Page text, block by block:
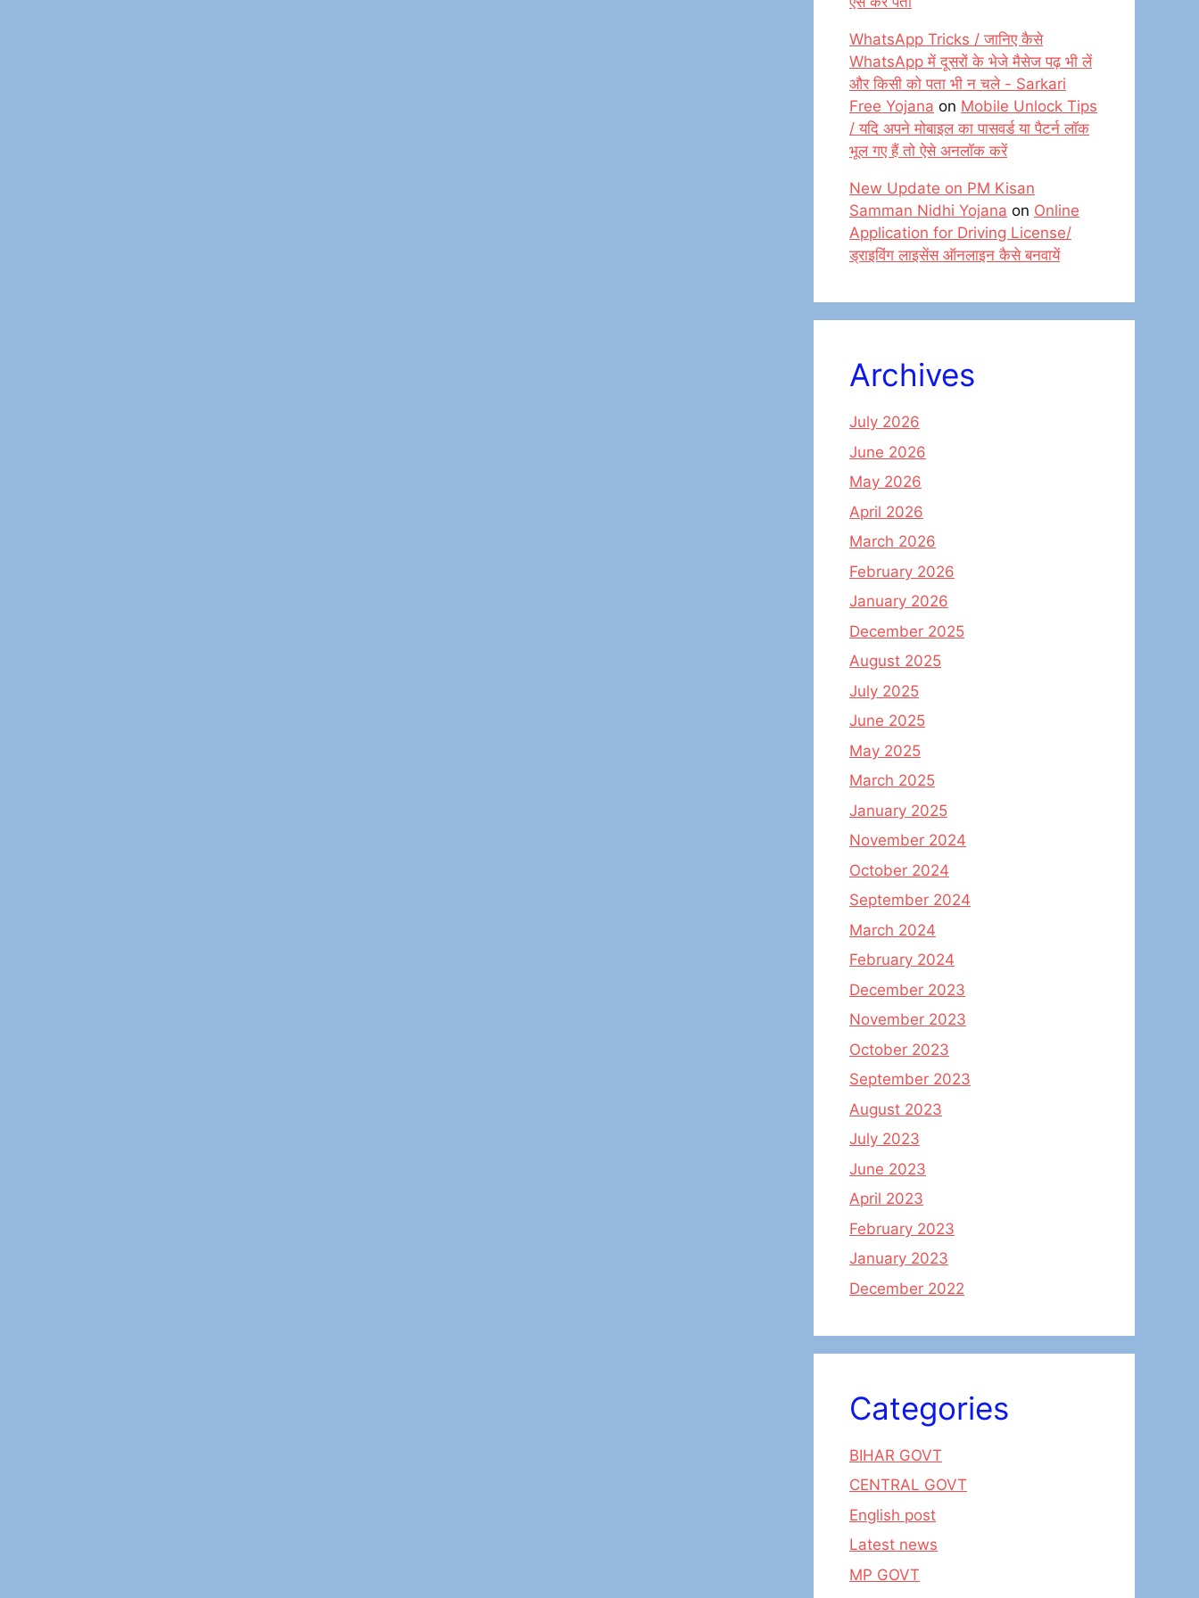
WhatsApp Tricks / जानिए कैसे
WhatsApp में दूसरों के भेजे मैसेज पढ़ भी लें
और किसी को पता भी न चले - Sarkari
Free Yojana on Mobile Unlock Tips
/ यदि अपने मोबाइल का पासवर्ड या पैटर्न लॉक
भूल गए हैं तो ऐसे अनलॉक करें
New Update on PM Kisan
Samman Nidhi Yojana on Online
Application for Driving License/
ड्राइविंग लाइसेंस ऑनलाइन कैसे बनवायें
Archives
July 2026
June 2026
May 2026
April 2026
March 2026
February 2026
January 2026
December 2025
August 2025
July 2025
June 2025
May 2025
March 2025
January 2025
November 2024
October 2024
September 2024
March 2024
February 2024
December 2023
November 2023
October 2023
September 2023
August 2023
July 2023
June 2023
April 2023
February 2023
January 2023
December 2022
Categories
BIHAR GOVT
CENTRAL GOVT
English post
Latest news
MP GOVT